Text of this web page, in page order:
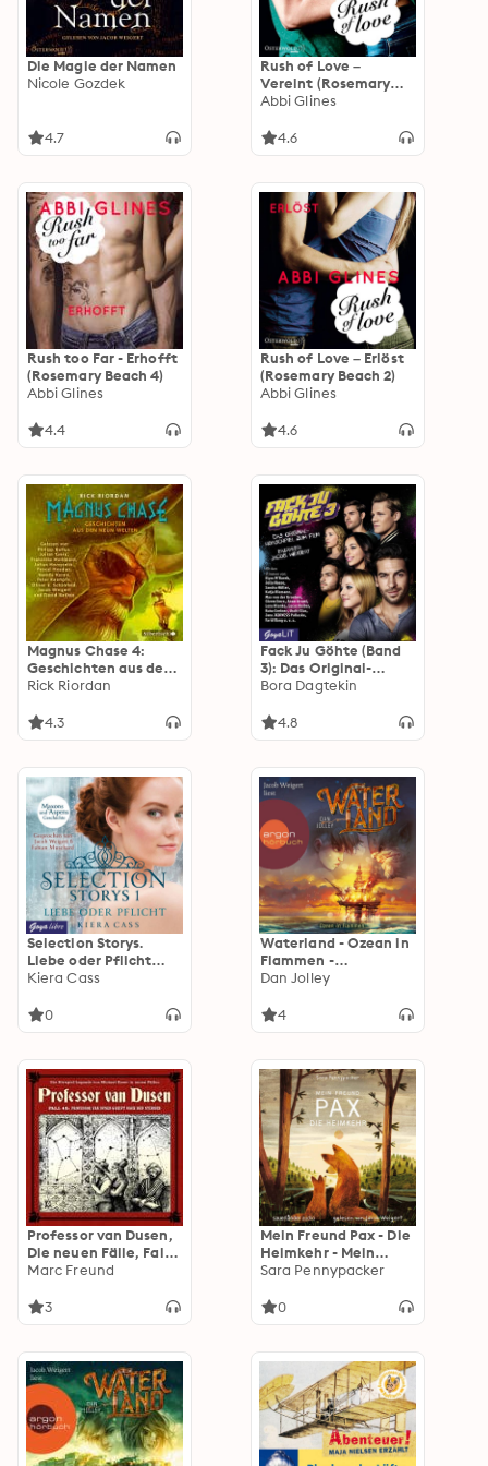
Die Magie der Namen
Nicole Gozdek
4.7
Rush of Love –
Vereint (Rosemary
Beach 3)
Abbi Glines
4.6
Rush too Far - Erhofft
(Rosemary Beach 4)
Abbi Glines
4.4
Rush of Love – Erlöst
(Rosemary Beach 2)
Abbi Glines
4.6
Magnus Chase 4:
Geschichten aus den
neun Welten
Rick Riordan
4.3
Fack Ju Göhte (Band
3): Das Original-
Hörspiel zum Film
Bora Dagtekin
4.8
Selection Storys.
Liebe oder Pflicht
[Band 2]
Kiera Cass
0
Waterland - Ozean in
Flammen -
Waterland, Band 3
Flammen -
Dan Jolley
4
Professor van Dusen,
Die neuen Fälle, Fall
45: Professor van
Sternen (ungekürzt)
Marc Freund
3
Mein Freund Pax - Die
Heimkehr - Mein
Freund Pax, Band 2
Die Heimkehr
Sara Pennypacker
0